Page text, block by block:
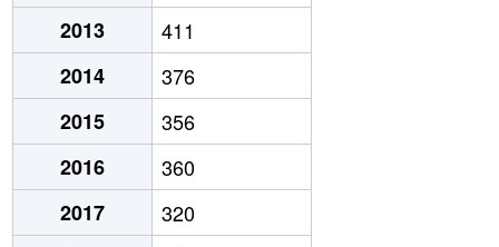
2013
411
2014
376
2015
356
2016
360
2017
320